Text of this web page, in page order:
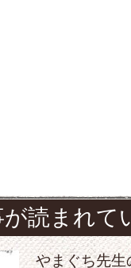
読まれて
やまぐち先生